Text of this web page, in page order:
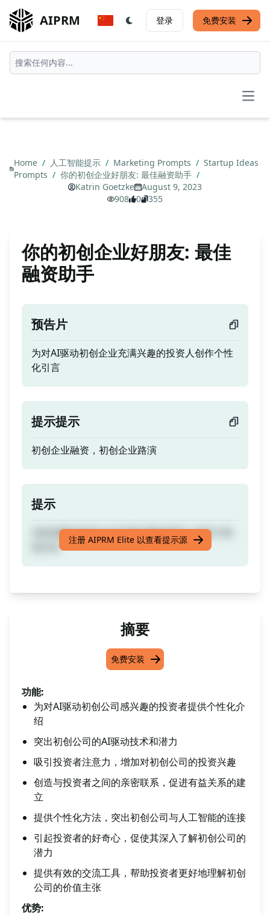
AIPRM 登录 免费安装
Home / 人工智能提示 / Marketing Prompts / Startup Ideas
Prompts / 你的初创企业好朋友: 最佳融资助手 /
Katrin Goetzke
August 9, 2023
908
0 355
你的初创企业好朋友: 最佳
融资助手
预告片
为对AI驱动初创企业充满兴趣的投资人创作个性
化引言
提示提示
初创企业融资，初创企业路演
提示
为对AI驱动初创企业充满兴趣的投资人创作个性
化引言
注册 AIPRM Elite 以查看提示源
摘要
免费安装
功能:
为对AI驱动初创公司感兴趣的投资者提供个性化介
绍
突出初创公司的AI驱动技术和潜力
吸引投资者注意力，增加对初创公司的投资兴趣
创造与投资者之间的亲密联系，促进有益关系的建
立
提供个性化方法，突出初创公司与人工智能的连接
引起投资者的好奇心，促使其深入了解初创公司的
潜力
提供有效的交流工具，帮助投资者更好地理解初创
公司的价值主张
优势: